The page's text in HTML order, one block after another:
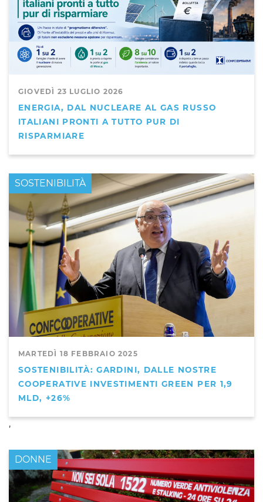
GIOVEDÌ 23 LUGLIO 2026
ENERGIA, DAL NUCLEARE AL GAS RUSSO
ITALIANI PRONTI A TUTTO PUR DI
RISPARMIARE
MARTEDÌ 18 FEBBRAIO 2025
SOSTENIBILITÀ: GARDINI, DALLE NOSTRE
COOPERATIVE INVESTIMENTI GREEN PER 1,9
MLD, +26%
PRIMO PIANO
,
SOSTENIBILITÀ
DONNE